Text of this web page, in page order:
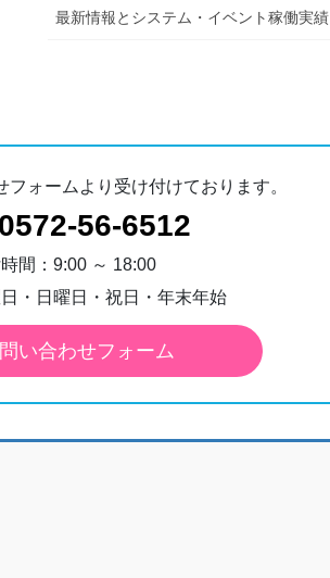
最新情報とシステム・イベント稼働実績
フォームより受け付けております。
0572-56-6512
間：9:00 ～ 18:00
・日曜日・祝日・年末年始
い合わせフォーム